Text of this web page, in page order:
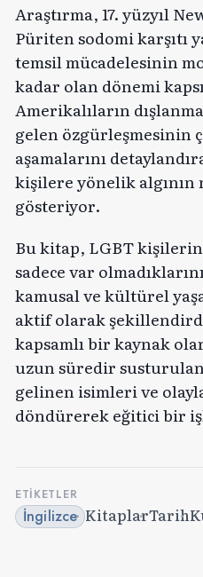
Araştırma, 17. yüzyıl
Püriten sodomi karşıtı
temsil mücadelesinin
kadar olan dönemi
Amerikalıların
gelen özgürleşmesinin
aşamalarını
kişilere yönelik algının
gösteriyor.
Bu kitap, LGBT
sadece var
kamusal ve kültürel
aktif olarak
kapsamlı bir kaynak
uzun süredir
gelinen isimleri ve
döndürerek eğitici bir
ETIKETLER
İngilizce KitaplarTarih